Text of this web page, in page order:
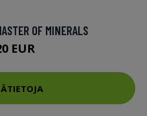
OF MINERALS
EUR